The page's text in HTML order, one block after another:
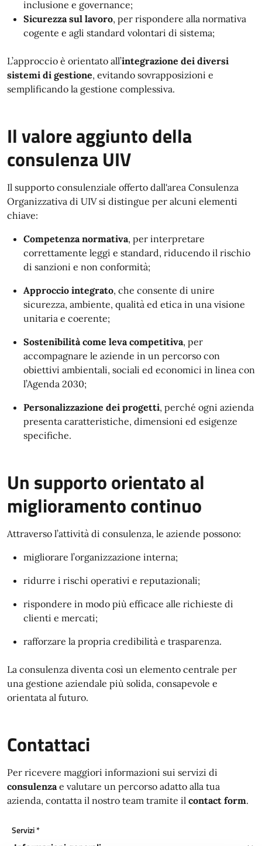
inclusione e governance;
Sicurezza sul lavoro, per rispondere alla normativa
cogente e agli standard volontari di sistema;
L’approccio è orientato all’integrazione dei diversi
sistemi di gestione, evitando sovrapposizioni e
semplificando la gestione complessiva.
Il valore aggiunto della
consulenza UIV
Il supporto consulenziale offerto dall'area Consulenza
Organizzativa di UIV si distingue per alcuni elementi
chiave:
Competenza normativa, per interpretare
correttamente leggi e standard, riducendo il rischio
di sanzioni e non conformità;
Approccio integrato, che consente di unire
sicurezza, ambiente, qualità ed etica in una visione
unitaria e coerente;
Sostenibilità come leva competitiva, per
accompagnare le aziende in un percorso con
obiettivi ambientali, sociali ed economici in linea con
l’Agenda 2030;
Personalizzazione dei progetti, perché ogni azienda
presenta caratteristiche, dimensioni ed esigenze
specifiche.
Un supporto orientato al
miglioramento continuo
Attraverso l’attività di consulenza, le aziende possono:
migliorare l’organizzazione interna;
ridurre i rischi operativi e reputazionali;
rispondere in modo più efficace alle richieste di
clienti e mercati;
rafforzare la propria credibilità e trasparenza.
La consulenza diventa così un elemento centrale per
una gestione aziendale più solida, consapevole e
orientata al futuro.
Contattaci
Per ricevere maggiori informazioni sui servizi di
consulenzae valutare un percorso adatto alla tua
azienda, contatta il nostro team tramite il contact form.
Servizi*